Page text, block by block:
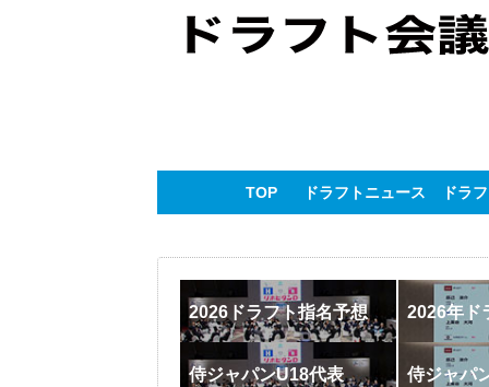
TOP ドラフトニュース ドラ
2026ドラフト指名予想 2026年ド
侍ジャパンU18代表 侍ジャパ